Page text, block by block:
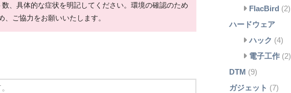
、具体的な症状を明記してください。環境の確認のため
ご協力をお願いいたします。
FlacBird (2)
ハードウェア
ハック (4)
電子工作 (2)
DTM (9)
ガジェット (7)